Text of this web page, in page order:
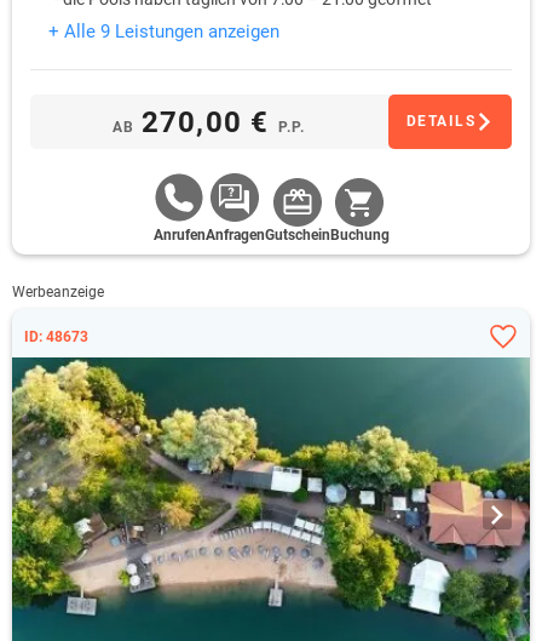
+ Alle 9 Leistungen anzeigen
AB 270,00 € P.P. DETAILS
AnrufenAnfragenGutschein Buchung
Werbeanzeige
ID: 48673